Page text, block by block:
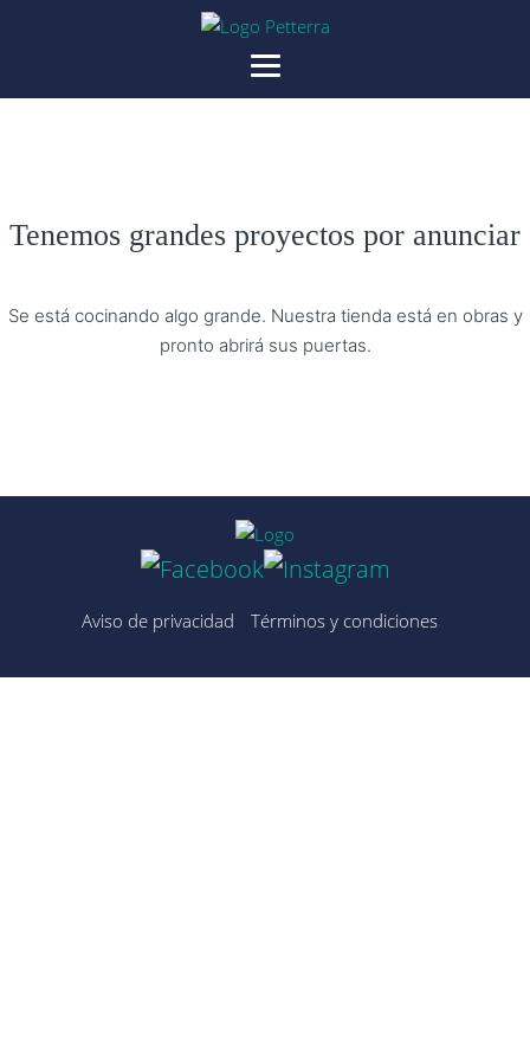
Tenemos grandes proyectos por anunciar
Se está cocinando algo grande. Nuestra tienda está en obras y
pronto abrirá sus puertas.
Aviso de privacidad Términos y condiciones